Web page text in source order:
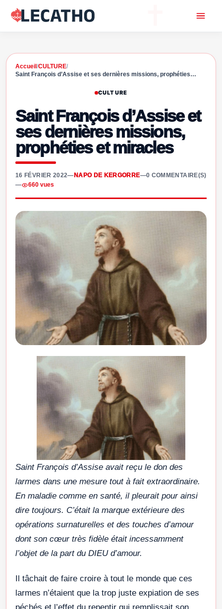
Accueil /CULTURE/
Saint François d’Assise et ses dernières missions, prophéties…
CULTURE
Saint François d’Assise et
ses dernières missions,
prophéties et miracles
16 FÉVRIER 2022— NAPO DE KERGORRE—0 COMMENTAIRE(S)
—
660 vues
Saint François d’Assise avait reçu le don des
larmes dans une mesure tout à fait extraordinaire.
En maladie comme en santé, il pleurait pour ainsi
dire toujours. C’était la marque extérieure des
opérations surnaturelles et des touches d’amour
dont son cœur très fidèle était incessamment
l’objet de la part du DIEU d’amour.
Il tâchait de faire croire à tout le monde que ces
larmes n’étaient que la trop juste expiation de ses